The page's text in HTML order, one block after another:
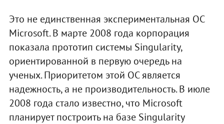
Это не единственная экспериментальная ОС
Microsoft. В марте 2008 года корпорация
показала прототип системы Singularity,
ориентированной в первую очередь на
ученых. Приоритетом этой ОС является
надежность, а не производительность. В июле
2008 года стало известно, что Microsoft
планирует построить на базе Singularity